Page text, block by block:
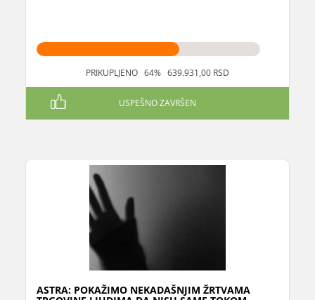
PRIKUPLJENO 64% 639.931,00 RSD
USPEŠNO ZAVRŠEN
ASTRA: POKAŽIMO NEKADAŠNJIM ŽRTVAMA